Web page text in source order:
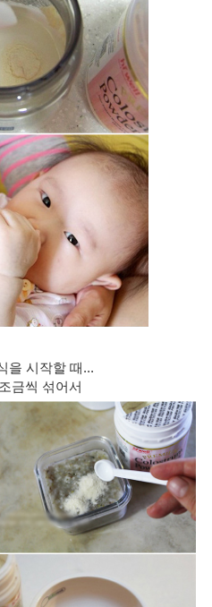
을 시작할 때...
금씩 섞어서